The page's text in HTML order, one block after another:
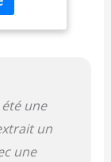
une
un
une